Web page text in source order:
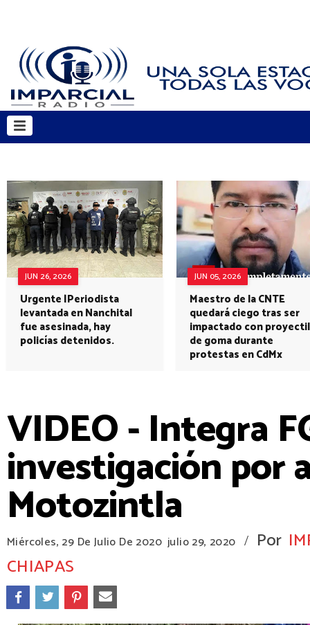
JUN 26, 2026
Urgente |Periodista
levantada en Nanchital
fue asesinada, hay
policías detenidos.
JUN 05, 2026
Maestro de la CNTE
quedará ciego tras ser
impactado con proyectil
de goma durante
protestas en CdMx
VIDEO - Integra
investigación por
Motozintla
Miércoles, 29 De Julio De 2020 julio 29, 2020 / Por
CHIAPAS